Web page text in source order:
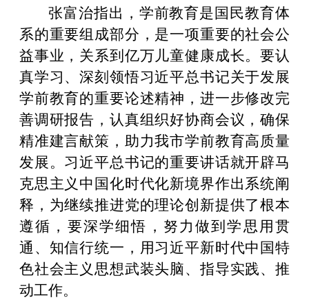
张富治指出，学前教育是国民教育体
系的重要组成部分，是一项重要的社会公
益事业，关系到亿万儿童健康成长。要认
真学习、深刻领悟习近平总书记关于发展
学前教育的重要论述精神，进一步修改完
善调研报告，认真组织好协商会议，确保
精准建言献策，助力我市学前教育高质量
发展。习近平总书记的重要讲话就开辟马
克思主义中国化时代化新境界作出系统阐
释，为继续推进党的理论创新提供了根本
遵循，要深学细悟，努力做到学思用贯
通、知信行统一，用习近平新时代中国特
色社会主义思想武装头脑、指导实践、推
动工作。